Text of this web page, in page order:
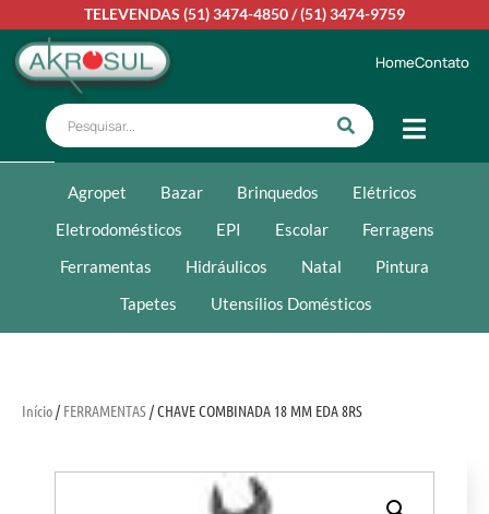
TELEVENDAS (51) 3474-4850/(51) 3474-9759
HomeContato
Agropet Bazar Brinquedos
Elétricos
Eletrodomésticos
EPI Escolar
Ferragens
Ferramentas
Hidráulicos Natal
Pintura
Tapetes
Utensílios Domésticos
Início/ FERRAMENTAS/ CHAVE COMBINADA 18 MM EDA 8RS